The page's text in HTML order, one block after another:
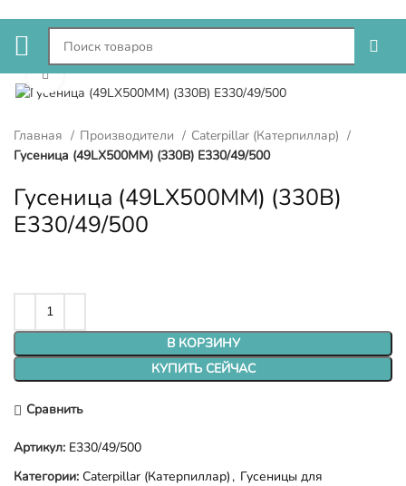
Нажмите, чтобы увеличить
Главная Производители
Caterpillar (Катерпиллар)
Гусеница (49LX500MM) (330B) E330/49/500
Гусеница (49LX500MM) (330B)
E330/49/500
В КОРЗИНУ
КУПИТЬ СЕЙЧАС
Сравнить
Артикул: E330/49/500
Категории: Caterpillar (Катерпиллар) , Гусеницы для